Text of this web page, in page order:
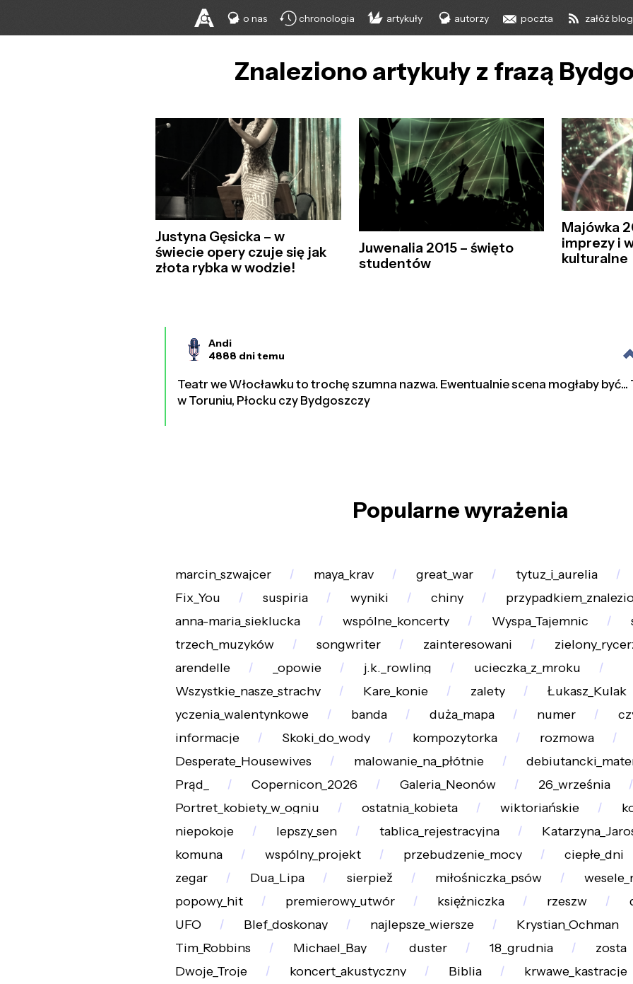
o nas chronologia artykuły autorzy poczta załóż
Znaleziono artykuły z frazą
Justyna Gęsicka – w
świecie opery czuje się jak
złota rybka w wodzie!
Juwenalia 2015 – święto
studentów
Majówka
imprezy i
kulturalne
Andi
4888 dni temu
Teatr we Włocławku to trochę szumna nazwa. Ewentualnie scena mogłaby
w Toruniu, Płocku czy Bydgoszczy
Popularne wyrażenia
marcin_szwajcer maya_krav great_war tytuz_i_aurelia
Fix_You
suspiria wyniki chiny
anna-maria_sieklucka
wspólne_koncerty Wyspa_Tajemnic
trzech_muzyków
songwriter zainteresowani
arendelle
_opowie j.k._rowling
ucieczka_z_mroku
Wszystkie_nasze_strachy
Kare_konie zalety
Łukasz_Kulak
yczenia_walentynkowe
banda duża_mapa numer
informacje
Skoki_do_wody kompozytorka
rozmowa
Desperate_Housewives
malowanie_na_płótnie
Prąd_
Copernicon_2026 Galeria_Neonów 26_września
Portret_kobiety_w_ogniu
ostatnia_kobieta wiktoriańskie
niepokoje
lepszy_sen tablica_rejestracyjna
komuna
wspólny_projekt przebudzenie_mocy ciepłe_dni
zegar
Dua_Lipa sierpiež miłośniczka_psów
popowy_hit
premierowy_utwór księżniczka rzeszw
UFO
Blef_doskonay najlepsze_wiersze
Krystian_Ochman
Tim_Robbins
Michael_Bay duster 18_grudnia
zosta
Dwoje_Troje
koncert_akustyczny Biblia krwawe_kastracje